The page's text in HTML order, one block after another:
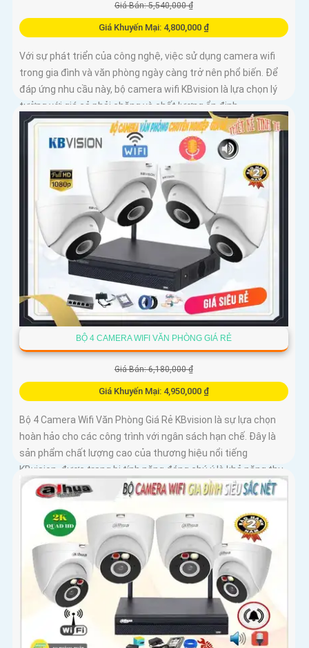
Giá Bán: 5,540,000 ₫
Giá Khuyến Mại: 4,800,000 ₫
Với sự phát triển của công nghệ, việc sử dụng camera wifi
trong gia đình và văn phòng ngày càng trở nên phổ biến. Để
đáp ứng nhu cầu này, bộ camera wifi KBvision là lựa chọn lý
tưởng với giá cả phải chăng và chất lượng ổn định
BỘ 4 CAMERA WIFI VĂN PHÒNG GIÁ RẺ
Giá Bán: 6,180,000 ₫
Giá Khuyến Mại: 4,950,000 ₫
Bộ 4 Camera Wifi Văn Phòng Giá Rẻ KBvision là sự lựa chọn
hoàn hảo cho các công trình với ngân sách hạn chế. Đây là
sản phẩm chất lượng cao của thương hiệu nổi tiếng
KBvision, được trang bị tính năng đáng chú ý là khả năng thu
âm và loa tích hợp